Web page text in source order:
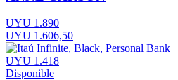
UYU 1.890
UYU 1.606,50
UYU 1.418
Disponible